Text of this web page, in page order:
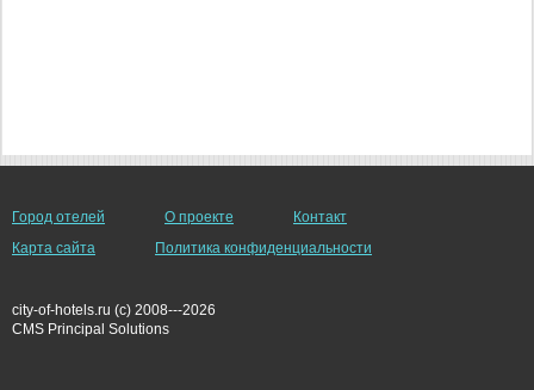
Город отелей О проекте
Контакт
Карта сайта
Политика конфиденциальности
city-of-hotels.ru (c) 2008---2026
СMS Principal Solutions